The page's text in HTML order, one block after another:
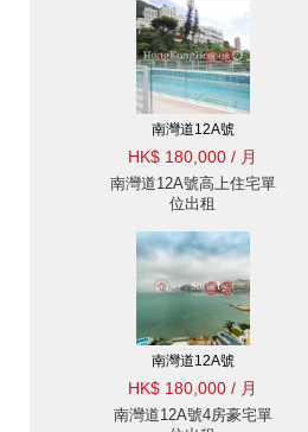
南灣道12A號
HK$ 180,000 / 月
南灣道12A號高上住宅單
位出租
南灣道12A號
HK$ 180,000 / 月
南灣道12A號4房豪宅單